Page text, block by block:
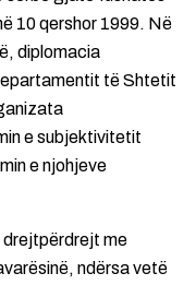
10 qershor 1999. Në
diplomacia
të Shtetit
e subjektivitetit
e njohjeve
drejtpërdrejt me
ndërsa vetë